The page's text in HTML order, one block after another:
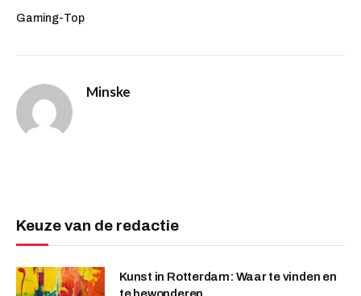
Gaming-Top
Minske
Keuze van de redactie
Kunst in Rotterdam: Waar te vinden en
te bewonderen